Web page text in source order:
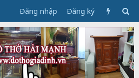
Đăng nhập Đăng ký